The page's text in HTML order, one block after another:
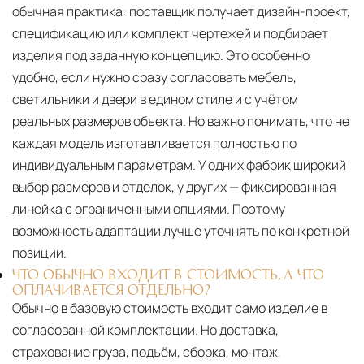
обычная практика: поставщик получает дизайн-проект,
спецификацию или комплект чертежей и подбирает
изделия под заданную концепцию. Это особенно
удобно, если нужно сразу согласовать мебель,
светильники и двери в едином стиле и с учётом
реальных размеров объекта. Но важно понимать, что не
каждая модель изготавливается полностью по
индивидуальным параметрам. У одних фабрик широкий
выбор размеров и отделок, у других — фиксированная
линейка с ограниченными опциями. Поэтому
возможность адаптации лучше уточнять по конкретной
позиции.
ЧТО ОБЫЧНО ВХОДИТ В СТОИМОСТЬ, А ЧТО
ОПЛАЧИВАЕТСЯ ОТДЕЛЬНО?
Обычно в базовую стоимость входит само изделие в
согласованной комплектации. Но доставка,
страхование груза, подъём, сборка, монтаж,